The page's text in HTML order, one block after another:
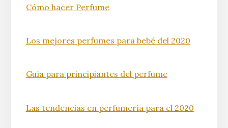
Cómo hacer Perfume
Los mejores perfumes para bebé del 2020
Guía para principiantes del perfume
Las tendencias en perfumería para el 2020